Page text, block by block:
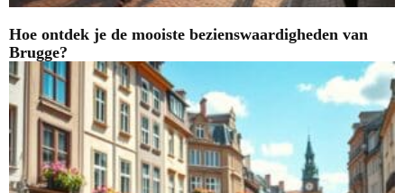
Hoe ontdek je de mooiste bezienswaardigheden van
Brugge?